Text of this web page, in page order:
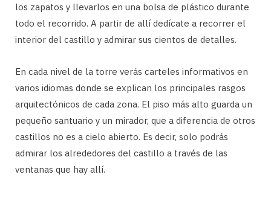
los zapatos y llevarlos en una bolsa de plástico durante
todo el recorrido. A partir de allí dedícate a recorrer el
interior del castillo y admirar sus cientos de detalles.
En cada nivel de la torre verás carteles informativos en
varios idiomas donde se explican los principales rasgos
arquitectónicos de cada zona. El piso más alto guarda un
pequeño santuario y un mirador, que a diferencia de otros
castillos no es a cielo abierto. Es decir, solo podrás
admirar los alrededores del castillo a través de las
ventanas que hay allí.